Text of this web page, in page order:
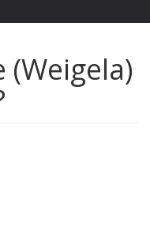
(Weigela)